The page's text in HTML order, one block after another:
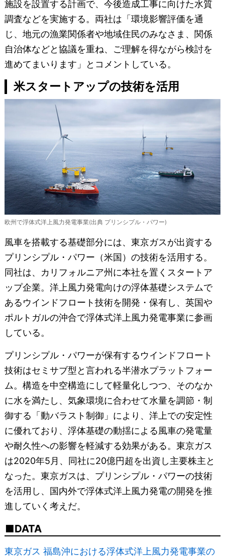
施設を設置する計画で、今後造成工事に向けた水質
調査などを実施する。両社は「環境影響評価を通
じ、地元の漁業関係者や地域住民のみなさま、関係
自治体などと協議を重ね、ご理解を得ながら検討を
進めてまいります」とコメントしている。
米スタートアップの技術を活用
欧州で浮体式洋上風力発電事業(出典 プリンシプル・パワー)
風車を搭載する基礎部分には、東京ガスが出資する
プリンシプル・パワー（米国）の技術を活用する。
同社は、カリフォルニア州に本社を置くスタートア
ップ企業。洋上風力発電向けの浮体基礎システムで
あるウインドフロート技術を開発・保有し、英国や
ポルトガルの沖合で浮体式洋上風力発電事業に参画
している。
プリンシプル・パワーが保有するウインドフロート
技術はセミサブ型と言われる半潜水プラットフォー
ム。構造を中空構造にして軽量化しつつ、そのなか
に水を満たし、気象環境に合わせて水量を調節・制
御する「動バラスト制御」により、洋上での安定性
に優れており、浮体基礎の動揺による風車の発電量
や耐久性への影響を軽減する効果がある。東京ガス
は2020年5月、同社に20億円超を出資し主要株主と
なった。東京ガスは、プリンシプル・パワーの技術
を活用し、国内外で浮体式洋上風力発電の開発を推
進していく考えだ。
DATA
東京ガス 福島沖における浮体式洋上風力発電事業の